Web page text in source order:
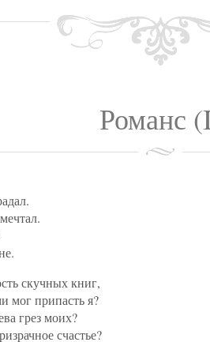
Романс
скучных книг,
мог припасть я?
грез моих?
счастье?